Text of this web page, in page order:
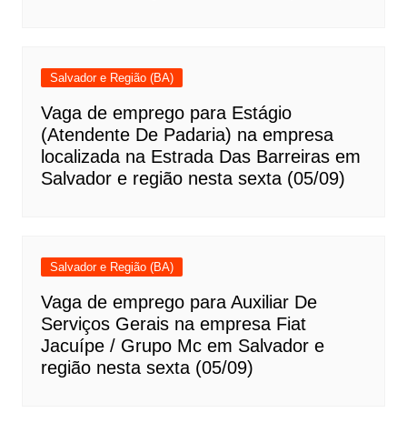
Salvador e Região (BA)
Vaga de emprego para Estágio
(Atendente De Padaria) na empresa
localizada na Estrada Das Barreiras em
Salvador e região nesta sexta (05/09)
Salvador e Região (BA)
Vaga de emprego para Auxiliar De
Serviços Gerais na empresa Fiat
Jacuípe / Grupo Mc em Salvador e
região nesta sexta (05/09)